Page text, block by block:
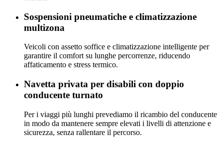
Sospensioni pneumatiche e climatizzazione
multizona
Veicoli con assetto soffice e climatizzazione intelligente per
garantire il comfort su lunghe percorrenze, riducendo
affaticamento e stress termico.
Navetta privata per disabili con doppio
conducente turnato
Per i viaggi più lunghi prevediamo il ricambio del conducente
in modo da mantenere sempre elevati i livelli di attenzione e
sicurezza, senza rallentare il percorso.